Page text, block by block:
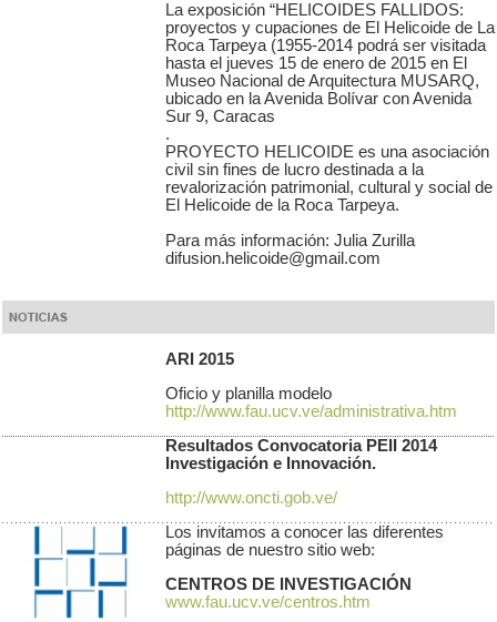
La exposición “HELICOIDES FALLIDOS:
proyectos y cupaciones de El Helicoide de La
Roca Tarpeya (1955-2014 podrá ser visitada
hasta el jueves 15 de enero de 2015 en El
Museo Nacional de Arquitectura MUSARQ,
ubicado en la Avenida Bolívar con Avenida
Sur 9, Caracas
.
PROYECTO HELICOIDE es una asociación
civil sin fines de lucro destinada a la
revalorización patrimonial, cultural y social de
El Helicoide de la Roca Tarpeya.
Para más información: Julia Zurilla
difusion.helicoide@gmail.com
ARI 2015
Oficio y planilla modelo
http://www.fau.ucv.ve/administrativa.htm
Resultados Convocatoria PEII 2014
Investigación e Innovación.
http://www.oncti.gob.ve/
Los invitamos a conocer las diferentes
páginas de nuestro sitio web:
CENTROS DE INVESTIGACIÓN
www.fau.ucv.ve/centros.htm